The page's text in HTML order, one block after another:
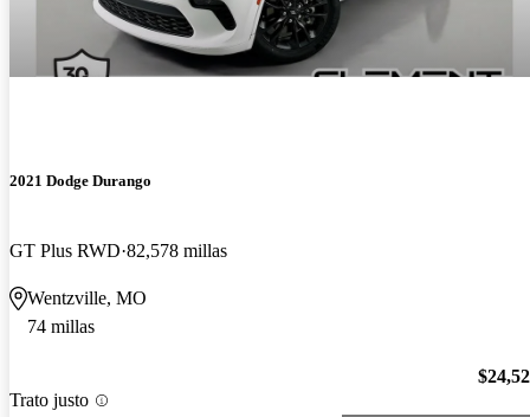
2021 Dodge Durango
GT Plus RWD 82,578 millas
Wentzville, MO
74 millas
Trato justo